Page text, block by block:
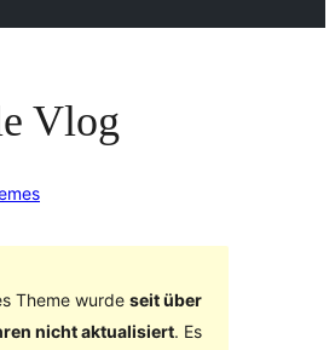
Vlog
Theme wurde seit über
nicht aktualisiert. Es